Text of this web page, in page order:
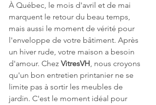
À Québec, le mois d'avril et de mai
marquent le retour du beau temps,
mais aussi le moment de vérité pour
l'enveloppe de votre bâtiment. Après
un hiver rude, votre maison a besoin
d'amour. Chez VitresVH, nous croyons
qu'un bon entretien printanier ne se
limite pas à sortir les meubles de
jardin. C'est le moment idéal pour